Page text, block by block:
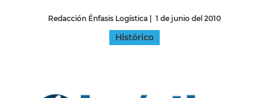
Redacción Énfasis Logística | 1 de junio del 2010
Histórico